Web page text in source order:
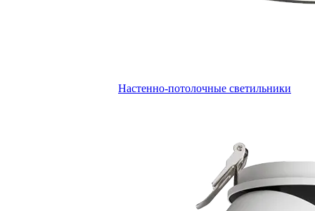
Настенно-потолочные светильники